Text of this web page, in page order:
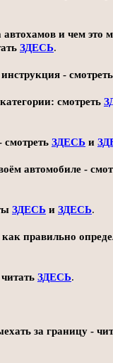
и чем это
ЗДЕСЬ.
-
смотреть
ЗДЕСЬ и
автомобиле -
ЗДЕСЬ и ЗДЕСЬ.
правильно
ЗДЕСЬ.
за границу -